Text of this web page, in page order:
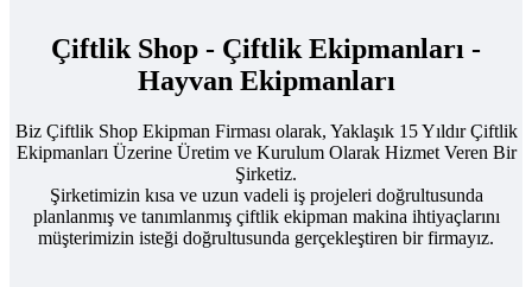
Çiftlik Shop - Çiftlik Ekipmanları -
Hayvan Ekipmanları
Biz Çiftlik Shop Ekipman Firması olarak, Yaklaşık 15 Yıldır Çiftlik
Ekipmanları Üzerine Üretim ve Kurulum Olarak Hizmet Veren Bir
Şirketiz.
Şirketimizin kısa ve uzun vadeli iş projeleri doğrultusunda
planlanmış ve tanımlanmış çiftlik ekipman makina ihtiyaçlarını
müşterimizin isteği doğrultusunda gerçekleştiren bir firmayız.